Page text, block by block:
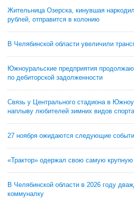
Жительница Озерска, кинувшая
рублей, отправится в колонию
В Челябинской области увеличили
Южноуральские предприятия
по дебиторской задолженности
Связь у Центрального стадиона в
наплыву любителей зимних видов спорта
27 ноября ожидаются следующие
«Трактор» одержал свою самую
В Челябинской области в 2026 году
коммуналку